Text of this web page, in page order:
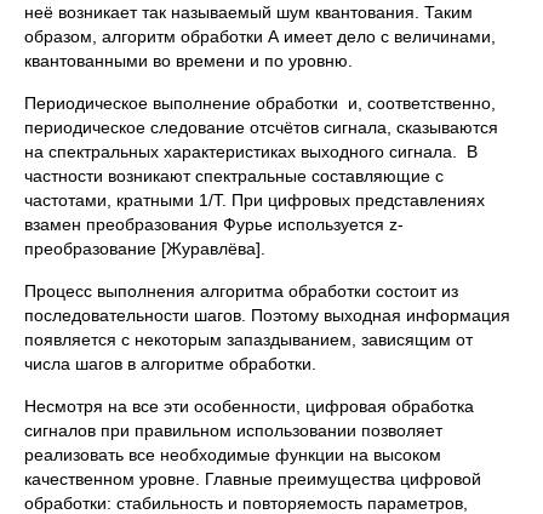
неё возникает так называемый шум квантования. Таким
образом, алгоритм обработки А имеет дело с величинами,
квантованными во времени и по уровню.
Периодическое выполнение обработки и, соответственно,
периодическое следование отсчётов сигнала, сказываются
на спектральных характеристиках выходного сигнала. В
частности возникают спектральные составляющие с
частотами, кратными 1/Т. При цифровых представлениях
взамен преобразования Фурье используется z-
преобразование [Журавлёва].
Процесс выполнения алгоритма обработки состоит из
последовательности шагов. Поэтому выходная информация
появляется с некоторым запаздыванием, зависящим от
числа шагов в алгоритме обработки.
Несмотря на все эти особенности, цифровая обработка
сигналов при правильном использовании позволяет
реализовать все необходимые функции на высоком
качественном уровне. Главные преимущества цифровой
обработки: стабильность и повторяемость параметров,